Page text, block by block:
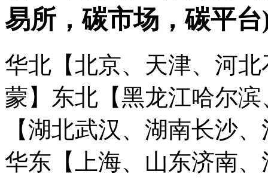
易所，碳市场，碳平台
华北【北京、天津、河
蒙】 东北【黑龙江哈尔
【湖北武汉、湖南长沙
华东【上海、山东济南